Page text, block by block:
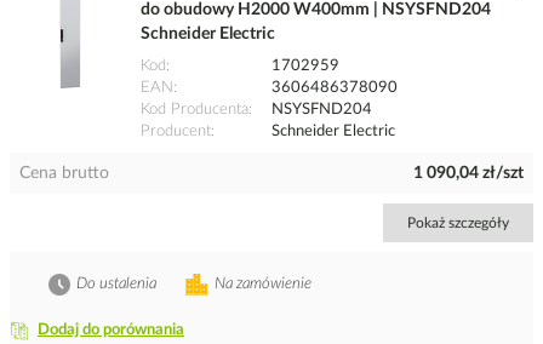
do obudowy H2000 W400mm | NSYSFND204
Schneider Electric
Kod
1702959
EAN
3606486378090
Kod Producenta
NSYSFND204
Producent
Schneider Electric
Cena brutto 1 090,04 zł/szt
Pokaż szczegóły
Dodaj do porównania
Na zamówienie
Do ustalenia